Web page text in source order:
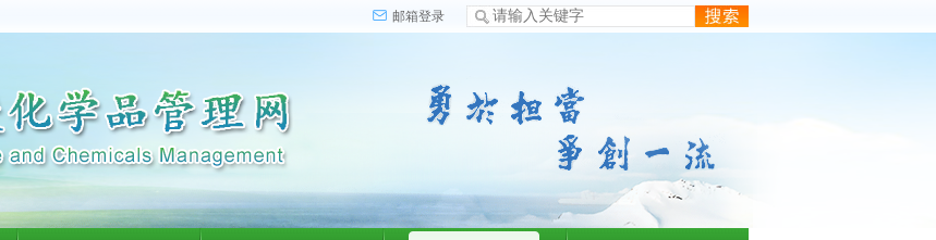
邮箱登录